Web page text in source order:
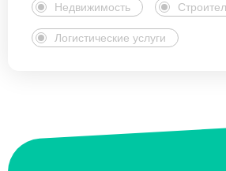
Недвижимость
Логистические услуги